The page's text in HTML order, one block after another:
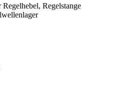
Regelstange